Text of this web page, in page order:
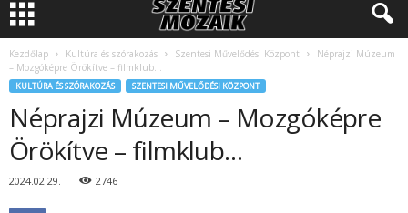
Kezdőlap Kultúra és szórakozás Szentesi Művelődési Központ
Néprajzi Múzeum
– Mozgóképre Örökítve – filmklub…
KULTÚRA ÉS SZÓRAKOZÁS SZENTESI MŰVELŐDÉSI KÖZPONT
Néprajzi Múzeum – Mozgóképre
Örökítve – filmklub…
2024.02.29. 2746